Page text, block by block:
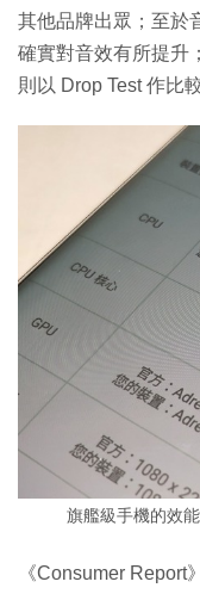
其他品牌出眾；至於
確實對音效有所提升
則以 Drop Test 作比
旗艦級手機的效
《Consumer Report